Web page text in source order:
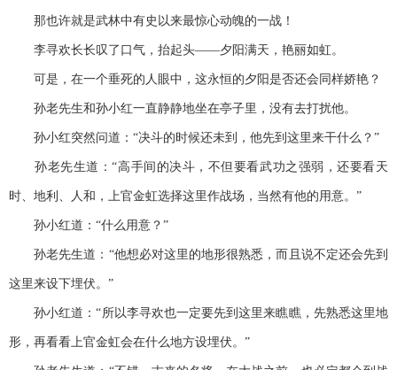
那也许就是武林中有史以来最惊心动魄的一战！
李寻欢长长叹了口气，抬起头——夕阳满天，艳丽如虹。
可是，在一个垂死的人眼中，这永恒的夕阳是否还会同样娇艳？
孙老先生和孙小红一直静静地坐在亭子里，没有去打扰他。
孙小红突然问道：“决斗的时候还未到，他先到这里来干什么？”
孙老先生道：“高手间的决斗，不但要看武功之强弱，还要看天
时、地利、人和，上官金虹选择这里作战场，当然有他的用意。”
孙小红道：“什么用意？”
孙老先生道：“他想必对这里的地形很熟悉，而且说不定还会先到
这里来设下埋伏。”
孙小红道：“所以李寻欢也一定要先到这里来瞧瞧，先熟悉这里地
形，再看看上官金虹会在什么地方设埋伏。”